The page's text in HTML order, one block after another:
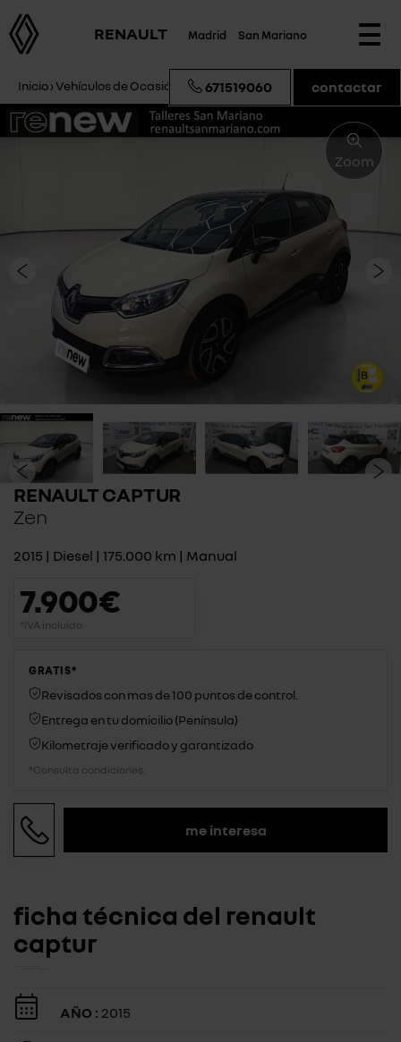
RENAULT Madrid San Mariano
Inicio›Vehículos de Ocasión Renault Captur Zen
671519060 contactar
Zoom
RENAULT CAPTUR
Zen
2015 | Diesel | 175.000 km | Manual
7.900€
*IVA incluido
GRATIS*
Revisados con mas de 100 puntos de control.
Entrega en tu domicilio (Península)
Kilometraje verificado y garantizado
*Consulta condiciones.
me interesa
ficha técnica del renault
captur
AÑO : 2015